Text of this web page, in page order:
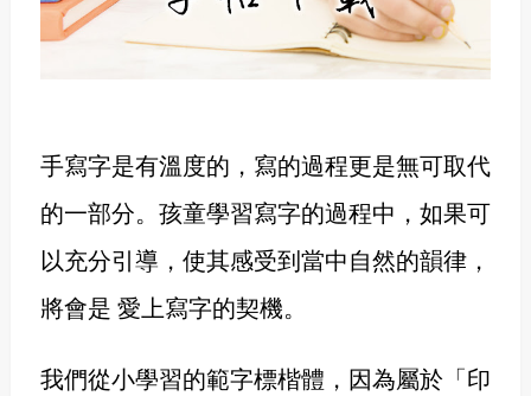
手寫字是有溫度的，寫的過程更是無可取代
的一部分。孩童學習寫字的過程中，如果可
以充分引導，使其感受到當中自然的韻律，
將會是 愛上寫字的契機。
我們從小學習的範字標楷體，因為屬於「印